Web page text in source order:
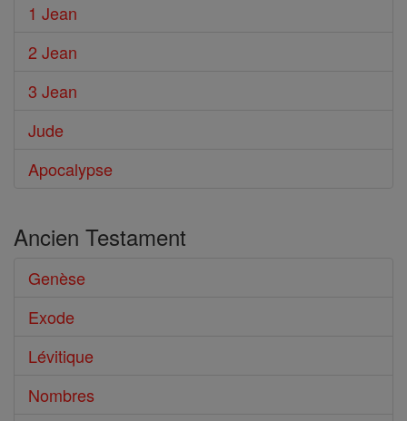
1 Jean
2 Jean
3 Jean
Jude
Apocalypse
Ancien Testament
Genèse
Exode
Lévitique
Nombres